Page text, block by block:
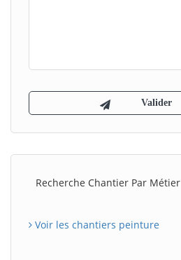
Recherche Chantier Par Métier
Voir les chantiers peinture